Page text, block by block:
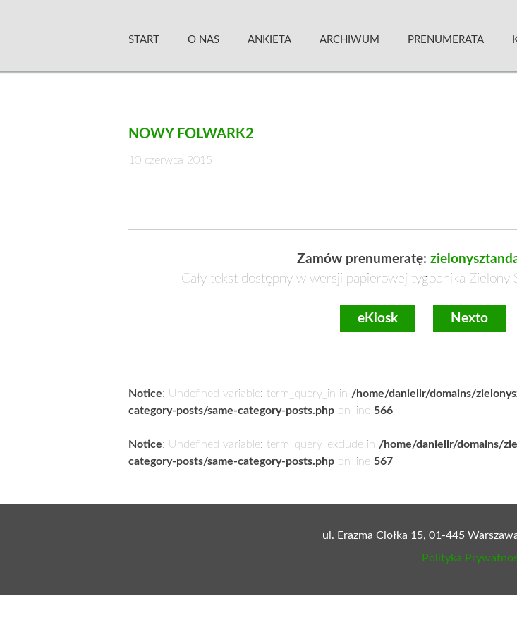
START O NAS ANKIETA ARCHIWUM PRENUMERATA
NOWY FOLWARK2
10 czerwca 2015
Zamów prenumeratę:
Cały tekst dostępny w wersji papierowej tygodnika Zielony
eKiosk Nexto
Notice: Undefined variable: term_query_in in /home/daniellr/domains/
category-posts/same-category-posts.php on line 566
Notice: Undefined variable: term_query_exclude in /home/daniellr/domains/
category-posts/same-category-posts.php on line 567
ul. Erazma Ciołka 15, 01-445
Polityka